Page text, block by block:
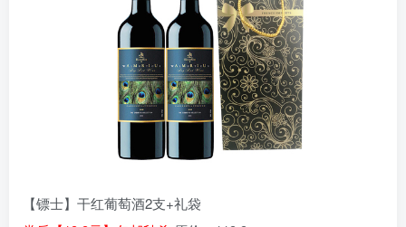
【镖士】干红葡萄酒2支+礼袋